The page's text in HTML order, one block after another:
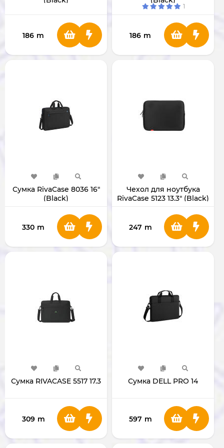
186 m
1
186 m
Сумка RivaCase 8036 16"
(Black)
330 m
Чехол для ноутбука
RivaCase 5123 13.3" (Black)
247 m
Сумка RIVACASE 5517 17.3
309 m
Сумка DELL PRO 14
597 m